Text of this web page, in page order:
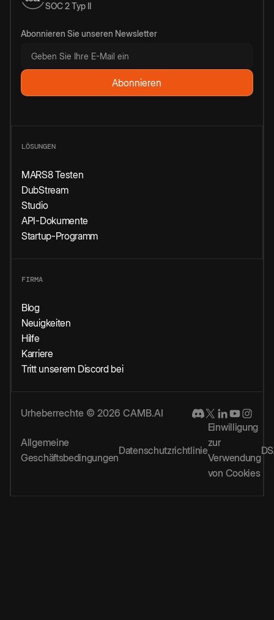
SOC 2 Typ II
Abonnieren Sie unseren Newsletter
LÖSUNGEN
MARS8 Testen
DubStream
Studio
API-Dokumente
Startup-Programm
FIRMA
Blog
Neuigkeiten
Hilfe
Karriere
Tritt unserem Discord bei
Urheberrechte © 2026 CAMB.AI
Allgemeine
Geschäftsbedingungen
Datenschutzrichtlinie
Einwilligung
zur
Verwendung
von Cookies